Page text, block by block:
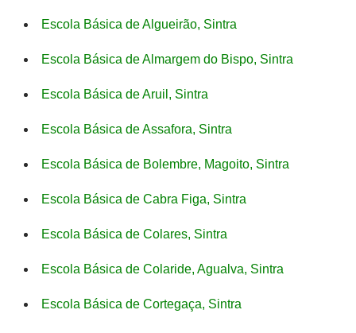
Escola Básica de Algueirão, Sintra
Escola Básica de Almargem do Bispo, Sintra
Escola Básica de Aruil, Sintra
Escola Básica de Assafora, Sintra
Escola Básica de Bolembre, Magoito, Sintra
Escola Básica de Cabra Figa, Sintra
Escola Básica de Colares, Sintra
Escola Básica de Colaride, Agualva, Sintra
Escola Básica de Cortegaça, Sintra